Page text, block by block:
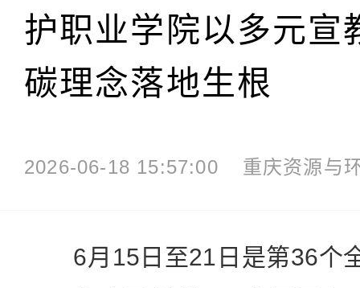
护职业学院以多元宣
碳理念落地生根
2026-06-18 15:57:00 重庆资源与
6月15日至21日是第36个